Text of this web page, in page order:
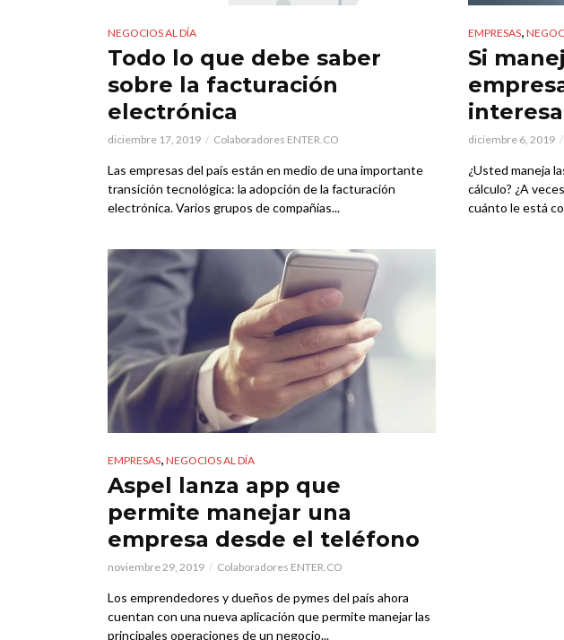
NEGOCIOS AL DÍA
Todo lo que debe saber
sobre la facturación
electrónica
diciembre 17, 2019 Colaboradores ENTER.CO
Las empresas del país están en medio de una importante
transición tecnológica: la adopción de la facturación
electrónica. Varios grupos de compañías...
EMPRESAS,
Si
interesa
diciembre 6, 2019
¿Usted maneja
cálculo? ¿A
cuánto le está
EMPRESAS, NEGOCIOS AL DÍA
Aspel lanza app que
permite manejar una
empresa desde el teléfono
noviembre 29, 2019 Colaboradores ENTER.CO
Los emprendedores y dueños de pymes del país ahora
cuentan con una nueva aplicación que permite manejar las
principales operaciones de un negocio...